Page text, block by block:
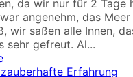
da wir nur für 2 Tage
angenehm, das
wir saßen alle Innen,
sehr gefreut. Al...
Erfahrung